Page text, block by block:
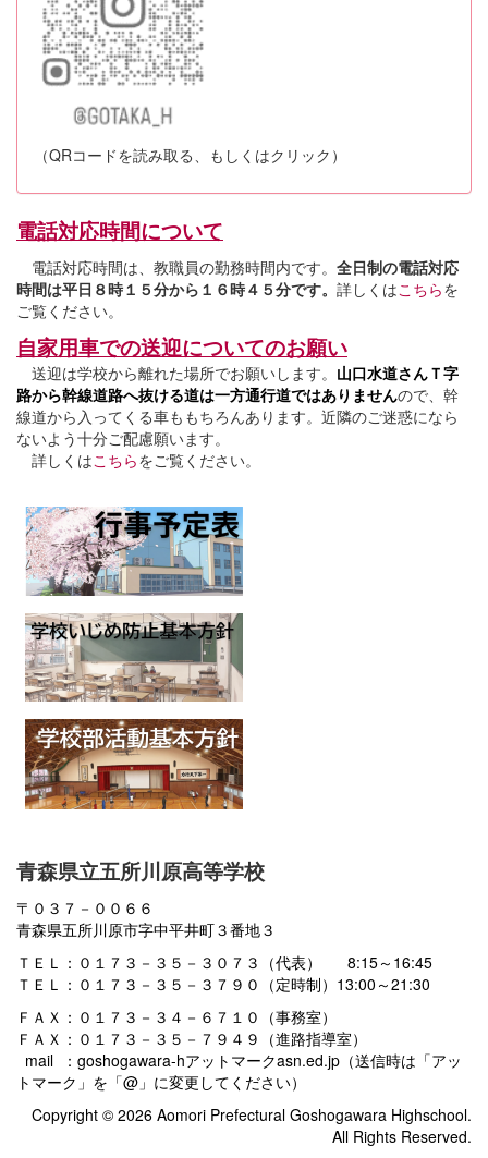
（QRコードを読み取る、もしくはクリック）
電話対応時間について
電話対応時間は、教職員の勤務時間内です。 全日制の電話対応
時間は平日８時１５分から１６時４５分です。 詳しくはこちらを
ご覧ください。
自家用車での送迎についてのお願い
送迎は学校から離れた場所でお願いします。 山口水道さんＴ字
路から幹線道路へ抜ける道は一方通行道ではありませんので、幹
線道から入ってくる車ももちろんあります。近隣のご迷惑になら
ないよう十分ご配慮願います。
詳しくはこちらをご覧ください。
青森県立五所川原高等学校
〒０３７－００６６
青森県五所川原市字中平井町３番地３
ＴＥＬ：０１７３－３５－３０７３（代表） 8:15～16:45
ＴＥＬ：０１７３－３５－３７９０（定時制）13:00～21:30
ＦＡＸ：０１７３－３４－６７１０（事務室）
ＦＡＸ：０１７３－３５－７９４９（進路指導室）
mail ：goshogawara-hアットマークasn.ed.jp（送信時は「アッ
トマーク」を「@」に変更してください）
Copyright © 2026 Aomori Prefectural Goshogawara Highschool.
All Rights Reserved.